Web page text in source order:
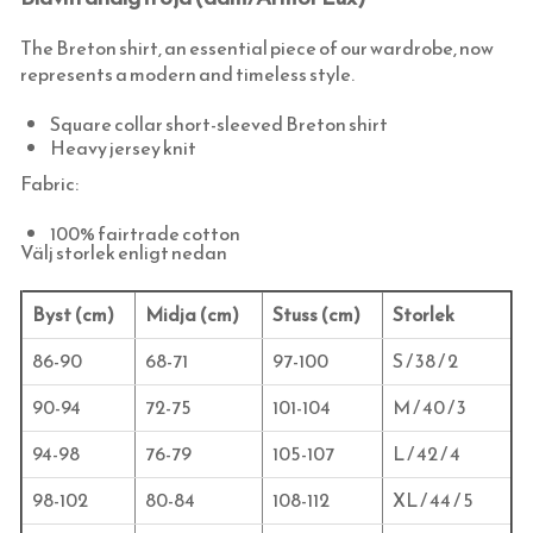
HATTAR OCH HUVUDBONADER
SKOSNÖREN, SKOKRÄM, INLÄGGSSULOR
SCARFAR, BANDANAS OCH FLUGOR
STRUMPOR
MORGONROCKAR OCH NATTKLÄDER
BADRUM & KÖK (KRANAR & PORSLIN)
TVÄTTSTÄLLSBLANDARE
BADKARSBLANDARE
DUSCHAR OCH DUSCHBLANDARE
TVÄTTSTÄLL
TOALETTER
DÖRRHANDTAG MÄSSING (INNERDÖRR)
DÖRRHANDTAG NICKEL (INNERDÖRR)
DÖRRHANDTAG LÅNGSKYLT MÄSSING
FUNKISHANDTAG (INNERDÖRR)
DRAGHANDTAG & PORTHANDTAG
YTTERDÖRRSHANDTAG
HANDTAG YTTERDÖRR OVAL CYLINDER
HANDTAG YTTERDÖRR (ASSA 2000)
TRYCKEN FÖR TILLHÅLLARLÅS
RINGKLOCKOR & DÖRRKLÄPPAR
KLASSISKA SPANJOLETTHANDTAG
KLASSISKA SPANJOLETTHANDTAG
FÖNSTERBESLAG & FÖNSTERVERKTYG
STÄNGNINGSBESLAG FÖR UTÅTGÅENDE
HÖRNJÄRN
OFALSADE (VANLIGA) LYFTGÅNGJÄRN
ÖVERFALSADE LYFTGÅNGJÄRN
LÅDKNOPPAR, KROKAR & HASPAR
DRAGHANDTAG FÖR LÅDOR OCH SKÅP
GARDINSTÄNGER OCH KÖKSSTÄNGER
The Breton shirt, an essential piece of our wardrobe, now
represents a modern and timeless style.
Square collar short-sleeved Breton shirt
Heavy jersey knit
Fabric:
100% fairtrade cotton
Välj storlek enligt nedan
Byst (cm) Midja (cm) Stuss (cm)
Storlek
86-90
68-71 97-100
S / 38 / 2
90-94
72-75 101-104
M / 40 / 3
94-98
76-79 105-107
L / 42 / 4
98-102
80-84 108-112
XL / 44 / 5